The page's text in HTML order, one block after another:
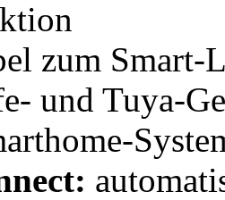
zum Smart-
und Tuya-